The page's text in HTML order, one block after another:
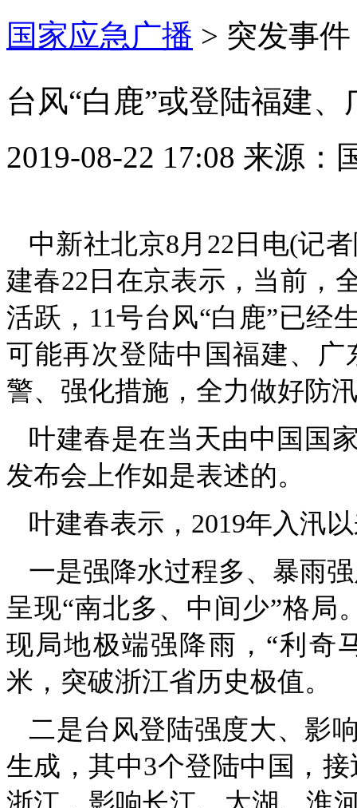
国家应急广播 > 突发事件
台风“白鹿”或登陆福建
2019-08-22 17:08 来源：
中新社北京8月22日电(记
建春22日在京表示，当前，
活跃，11号台风“白鹿”已经
可能再次登陆中国福建、
警、强化措施，全力做好防
叶建春是在当天由中国国
发布会上作如是表述的。
叶建春表示，2019年入汛
一是强降水过程多、暴雨
呈现“南北多、中间少”格局
现局地极端强降雨，“利奇
米，突破浙江省历史极值。
二是台风登陆强度大、影
生成，其中3个登陆中国，